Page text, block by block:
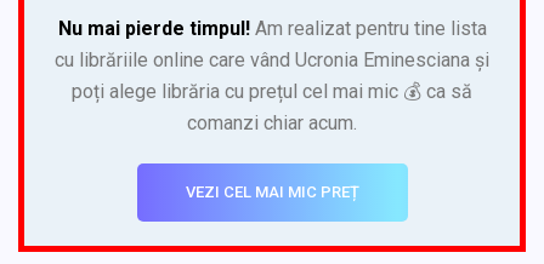
Nu mai pierde timpul!Am realizat pentru tine lista
cu librăriile online care vând Ucronia Eminesciana și
poți alege librăria cu prețul cel mai mic 💰 ca să
comanzi chiar acum.
VEZI CEL MAI MIC PREȚ